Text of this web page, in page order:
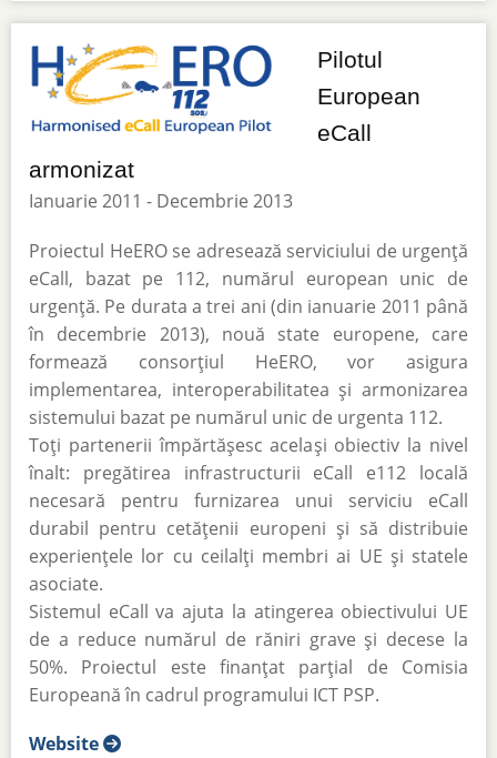
Pilotul
European
eCall
armonizat
Ianuarie 2011 - Decembrie 2013
Proiectul HeERO se adresează serviciului de urgență
eCall, bazat pe 112, numărul european unic de
urgență. Pe durata a trei ani (din ianuarie 2011 până
în decembrie 2013), nouă state europene, care
formează consorțiul HeERO, vor asigura
implementarea, interoperabilitatea și armonizarea
sistemului bazat pe numărul unic de urgenta 112.
Toți partenerii împărtășesc același obiectiv la nivel
înalt: pregătirea infrastructurii eCall e112 locală
necesară pentru furnizarea unui serviciu eCall
durabil pentru cetățenii europeni și să distribuie
experiențele lor cu ceilalți membri ai UE și statele
asociate.
Sistemul eCall va ajuta la atingerea obiectivului UE
de a reduce numărul de răniri grave și decese la
50%. Proiectul este finanțat parțial de Comisia
Europeană în cadrul programului ICT PSP.
Website